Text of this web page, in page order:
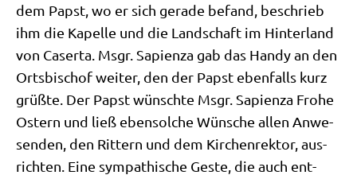
dem Papst, wo er sich gera­de befand, beschrieb
ihm die Kapel­le und die Land­schaft im Hin­ter­land
von Caser­ta. Msgr. Sapi­en­za gab das Han­dy an den
Orts­bi­schof wei­ter, den der Papst eben­falls kurz
grüß­te. Der Papst wünsch­te Msgr. Sapi­en­za Fro­he
Ostern und ließ eben­sol­che Wün­sche allen Anwe­
sen­den, den Rit­tern und dem Kir­chen­rek­tor, aus­
rich­ten. Eine sym­pa­thi­sche Geste, die auch ent­